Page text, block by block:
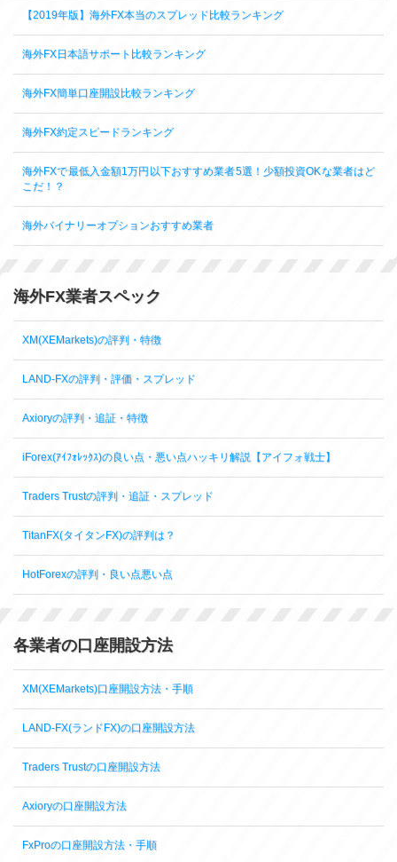
【2019年版】海外FX本当のスプレッド比較ランキング
海外FX日本語サポート比較ランキング
海外FX簡単口座開設比較ランキング
海外FX約定スピードランキング
海外FXで最低入金額1万円以下おすすめ業者5選！少額投資OKな業者はど
こだ！？
海外バイナリーオプションおすすめ業者
海外FX業者スペック
XM(XEMarkets)の評判・特徴
LAND-FXの評判・評価・スプレッド
Axioryの評判・追証・特徴
iForex(ｱｲﾌｫﾚｯｸｽ)の良い点・悪い点ハッキリ解説【アイフォ戦士】
Traders Trustの評判・追証・スプレッド
TitanFX(タイタンFX)の評判は？
HotForexの評判・良い点悪い点
各業者の口座開設方法
XM(XEMarkets)口座開設方法・手順
LAND-FX(ランドFX)の口座開設方法
Traders Trustの口座開設方法
Axioryの口座開設方法
FxProの口座開設方法・手順